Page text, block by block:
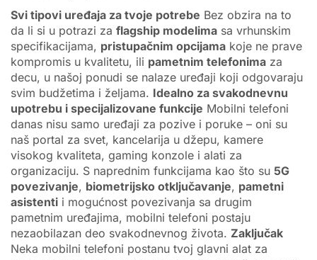
Svi tipovi uređaja za tvoje potrebe Bez obzira na to
da li si u potrazi za flagship modelima sa vrhunskim
specifikacijama, pristupačnim opcijama koje ne prave
kompromis u kvalitetu, ili pametnim telefonima za
decu, u našoj ponudi se nalaze uređaji koji odgovaraju
svim budžetima i željama. Idealno za svakodnevnu
upotrebu i specijalizovane funkcije Mobilni telefoni
danas nisu samo uređaji za pozive i poruke – oni su
naš portal za svet, kancelarija u džepu, kamere
visokog kvaliteta, gaming konzole i alati za
organizaciju. S naprednim funkcijama kao što su 5G
povezivanje, biometrijsko otključavanje, pametni
asistenti i mogućnost povezivanja sa drugim
pametnim uređajima, mobilni telefoni postaju
nezaobilazan deo svakodnevnog života. Zaključak
Neka mobilni telefoni postanu tvoj glavni alat za